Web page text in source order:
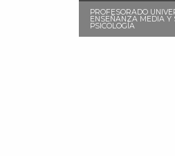
PROFESORADO
ENSEÑANZA MEDIA Y
PSICOLOGÍA